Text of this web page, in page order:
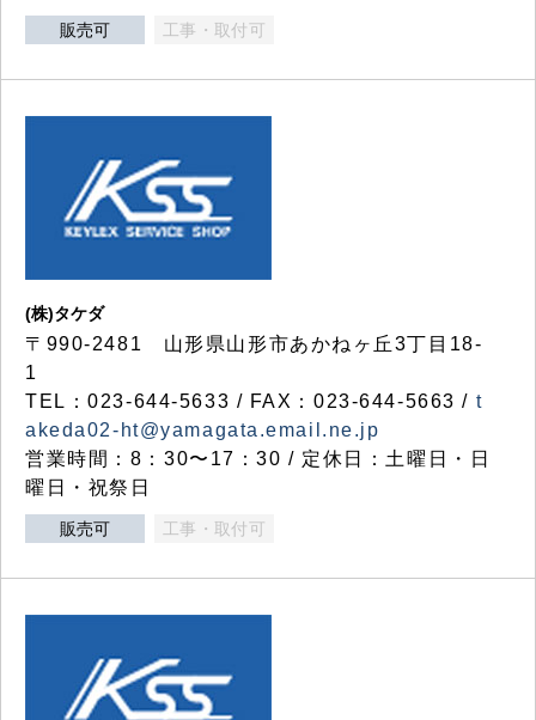
販売可 工事・取付可
(株)タケダ
〒990-2481 山形県山形市あかねヶ丘3丁目18-
1
TEL：023-644-5633 / FAX：023-644-5663 / t
akeda02-ht@yamagata.email.ne.jp
営業時間：8：30〜17：30 / 定休日：土曜日・日
曜日・祝祭日
販売可 工事・取付可